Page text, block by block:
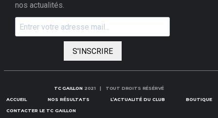
nos actualités.
S'INSCRIRE
TC GAILLON2021 | TOUT DROITS RÉSÉRVÉ
ACCUEIL NOS RÉSULTATS L’ACTUALITÉ DU CLUB BOUTIQUE
CONTACTER LE TC GAILLON